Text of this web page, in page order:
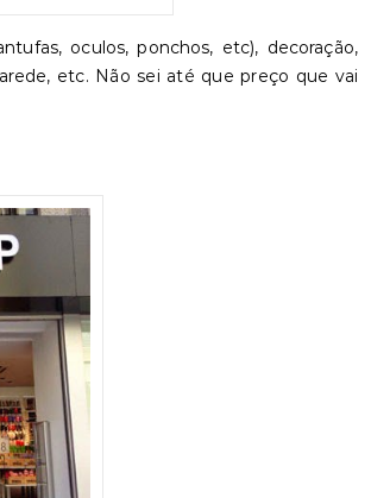
oculos, ponchos, etc), decoração,
etc. Não sei até que preço que vai